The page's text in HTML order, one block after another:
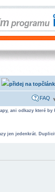
FAQ
ani odkazy které by
jen jedenkrát.